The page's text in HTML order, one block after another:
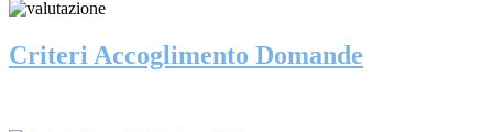
Criteri Accoglimento Domande